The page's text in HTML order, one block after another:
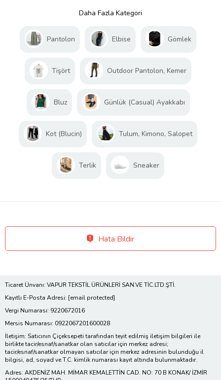
Daha Fazla Kategori
Pantolon Elbise Gömlek
Tişört Outdoor Pantolon, Kemer
Bluz Günlük (Casual) Ayakkabı
Kot (Blucin) Tulum, Kimono, Salopet
Terlik Sneaker
Hata Bildir
Ticaret Ünvanı: VAPUR TEKSTİL ÜRÜNLERİ SAN.VE TİC.LTD.ŞTİ.
Kayıtlı E-Posta Adresi: [email protected]
Vergi Numarası: 9220672016
Mersis Numarası: 0922067201600028
İletişim: Satıcının Çiçeksepeti tarafından teyit edilmiş iletişim bilgileri ile
birlikte tacir/esnaf/sanatkar olan satıcılar için merkez adresi;
tacir/esnaf/sanatkar olmayan satıcılar için merkez adresinin bulunduğu il
bilgisi, ad, soyad ve T.C. kimlik numarası kayıt altında bulunmaktadır.
Adres: AKDENİZ MAH. MİMAR KEMALETTİN CAD. NO: 70 B KONAK/ İZMİR